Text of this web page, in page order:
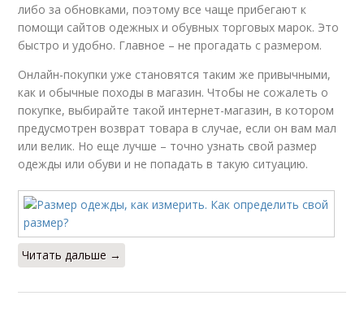
либо за обновками, поэтому все чаще прибегают к
помощи сайтов одежных и обувных торговых марок. Это
быстро и удобно. Главное – не прогадать с размером.
Онлайн-покупки уже становятся таким же привычными,
как и обычные походы в магазин. Чтобы не сожалеть о
покупке, выбирайте такой интернет-магазин, в котором
предусмотрен возврат товара в случае, если он вам мал
или велик. Но еще лучше – точно узнать свой размер
одежды или обуви и не попадать в такую ситуацию.
Читать дальше →